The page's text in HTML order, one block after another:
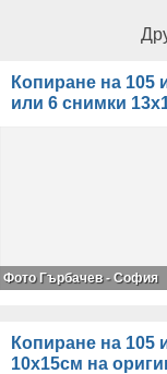
Копиране на 105
или 6 снимки
Фото Гърбачев - София
Копиране на 105
10х15см на